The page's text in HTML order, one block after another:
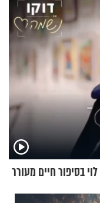
בסיפור חיים מעורר